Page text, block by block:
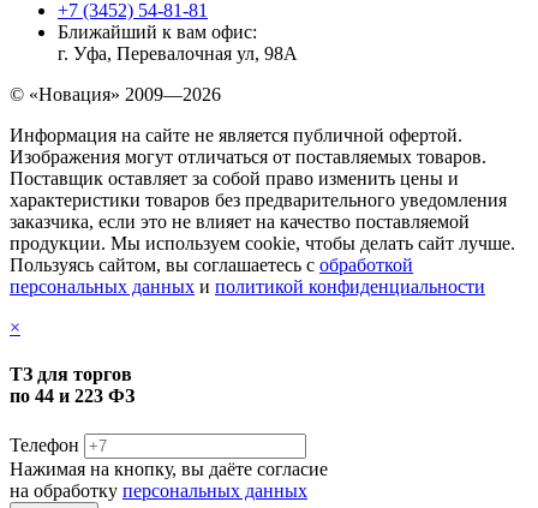
+7 (3452) 54-81-81
Ближайший к вам офис:
г. Уфа, Перевалочная ул, 98А
© «Новация» 2009—2026
Информация на сайте не является публичной офертой.
Изображения могут отличаться от поставляемых товаров.
Поставщик оставляет за собой право изменить цены и
характеристики товаров без предварительного уведомления
заказчика, если это не влияет на качество поставляемой
продукции. Мы используем cookie, чтобы делать сайт лучше.
Пользуясь сайтом, вы соглашаетесь с обработкой
персональных данных и политикой конфиденциальности
×
ТЗ для торгов
по 44 и 223 ФЗ
Телефон
Нажимая на кнопку, вы даёте согласие
на обработку персональных данных